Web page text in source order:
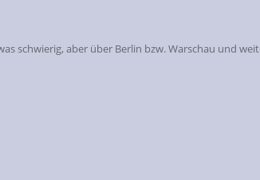
schwierig, aber über Berlin bzw. Warschau und